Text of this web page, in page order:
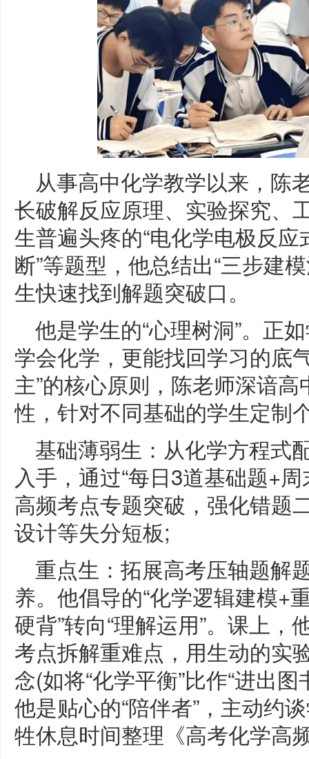
从事高中化学教学以来，陈
长破解反应原理、实验探究、
生普遍头疼的“电化学电极反
断”等题型，他总结出“三步建
生快速找到解题突破口。
他是学生的“心理树洞”。正
学会化学，更能找回学习的底
主”的核心原则，陈老师深谙
性，针对不同基础的学生定制
基础薄弱生：从化学方程式
入手，通过“每日3道基础题+
高频考点专题突破，强化错题
设计等失分短板;
重点生：拓展高考压轴题解
养。他倡导的“化学逻辑建模+
硬背”转向“理解运用”。课上，
考点拆解重难点，用生动的实
念(如将“化学平衡”比作“进出
他是贴心的“陪伴者”，主动约
牲休息时间整理《高考化学高